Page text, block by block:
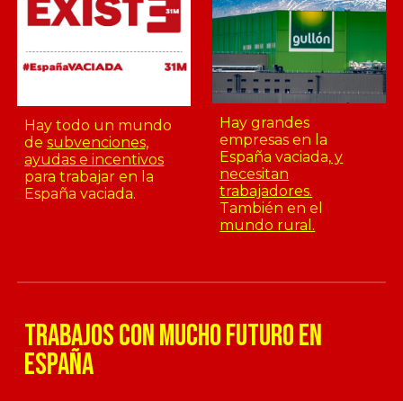
Hay todo un mundo
desubvenciones,
ayudas e incentivos
para trabajar en la
España vaciada.
Hay grandes
empresas en la
España vaciada, y
necesitan
trabajadores.
También en el
mundo rural.
TRABAJOS CON MUCHO FUTURO EN
ESPAÑA